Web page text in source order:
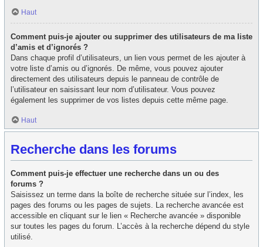
Haut
Comment puis-je ajouter ou supprimer des utilisateurs de ma liste
d’amis et d’ignorés ?
Dans chaque profil d’utilisateurs, un lien vous permet de les ajouter à
votre liste d’amis ou d’ignorés. De même, vous pouvez ajouter
directement des utilisateurs depuis le panneau de contrôle de
l’utilisateur en saisissant leur nom d’utilisateur. Vous pouvez
également les supprimer de vos listes depuis cette même page.
Haut
Recherche dans les forums
Comment puis-je effectuer une recherche dans un ou des
forums ?
Saisissez un terme dans la boîte de recherche située sur l’index, les
pages des forums ou les pages de sujets. La recherche avancée est
accessible en cliquant sur le lien « Recherche avancée » disponible
sur toutes les pages du forum. L’accès à la recherche dépend du style
utilisé.